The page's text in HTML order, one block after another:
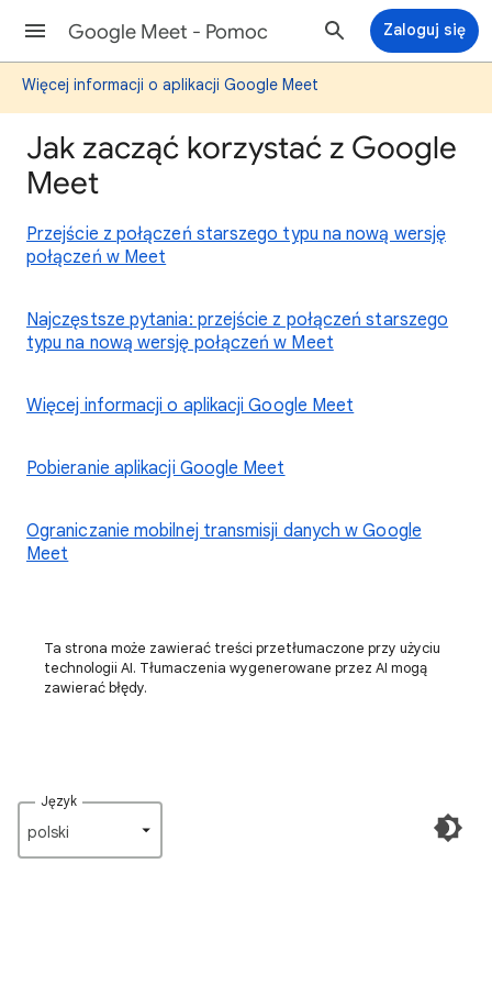
Google Meet - Pomoc Zaloguj się
Więcej informacji o aplikacji Google Meet
Jak zacząć korzystać z Google
Meet
Przejście z połączeń starszego typu na nową wersję
połączeń w Meet
Najczęstsze pytania: przejście z połączeń starszego
typu na nową wersję połączeń w Meet
Więcej informacji o aplikacji Google Meet
Pobieranie aplikacji Google Meet
Ograniczanie mobilnej transmisji danych w Google
Meet
Ta strona może zawierać treści przetłumaczone przy użyciu
technologii AI. Tłumaczenia wygenerowane przez AI mogą
zawierać błędy.
Język
polski‎